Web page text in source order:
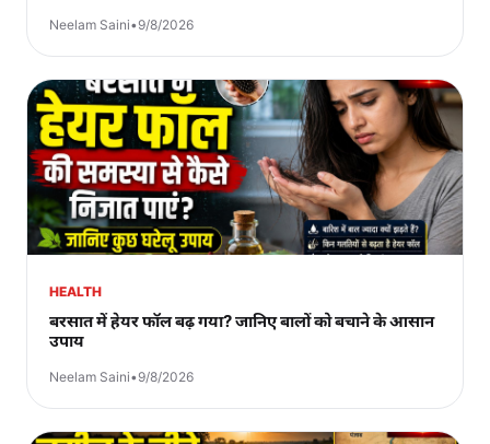
Neelam Saini•9/8/2026
HEALTH
बरसात में हेयर फॉल बढ़ गया? जानिए बालों को बचाने के आसान
उपाय
Neelam Saini•9/8/2026